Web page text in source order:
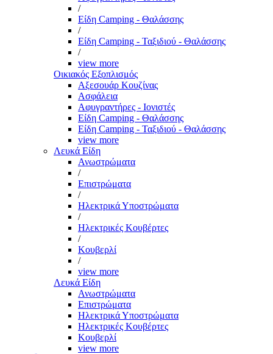
/
Είδη Camping - Θαλάσσης
/
Είδη Camping - Ταξιδιού - Θαλάσσης
/
view more
Οικιακός Εξοπλισμός
Αξεσουάρ Κουζίνας
Ασφάλεια
Αφυγραντήρες - Ιονιστές
Είδη Camping - Θαλάσσης
Είδη Camping - Ταξιδιού - Θαλάσσης
view more
Λευκά Είδη
Ανωστρώματα
/
Επιστρώματα
/
Ηλεκτρικά Υποστρώματα
/
Ηλεκτρικές Κουβέρτες
/
Κουβερλί
/
view more
Λευκά Είδη
Ανωστρώματα
Επιστρώματα
Ηλεκτρικά Υποστρώματα
Ηλεκτρικές Κουβέρτες
Κουβερλί
view more